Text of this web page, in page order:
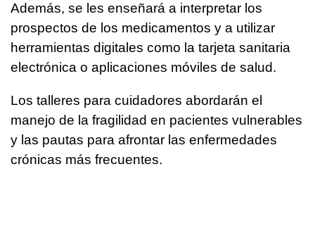
Además, se les enseñará a interpretar los
prospectos de los medicamentos y a utilizar
herramientas digitales como la tarjeta sanitaria
electrónica o aplicaciones móviles de salud.
Los talleres para cuidadores abordarán el
manejo de la fragilidad en pacientes vulnerables
y las pautas para afrontar las enfermedades
crónicas más frecuentes.